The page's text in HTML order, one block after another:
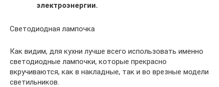
электроэнергии.
Светодиодная лампочка
Как видим, для кухни лучше всего использовать именно
светодиодные лампочки, которые прекрасно
вкручиваются, как в накладные, так и во врезные модели
светильников.